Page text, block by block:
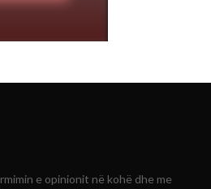
e opinionit në kohë dhe me